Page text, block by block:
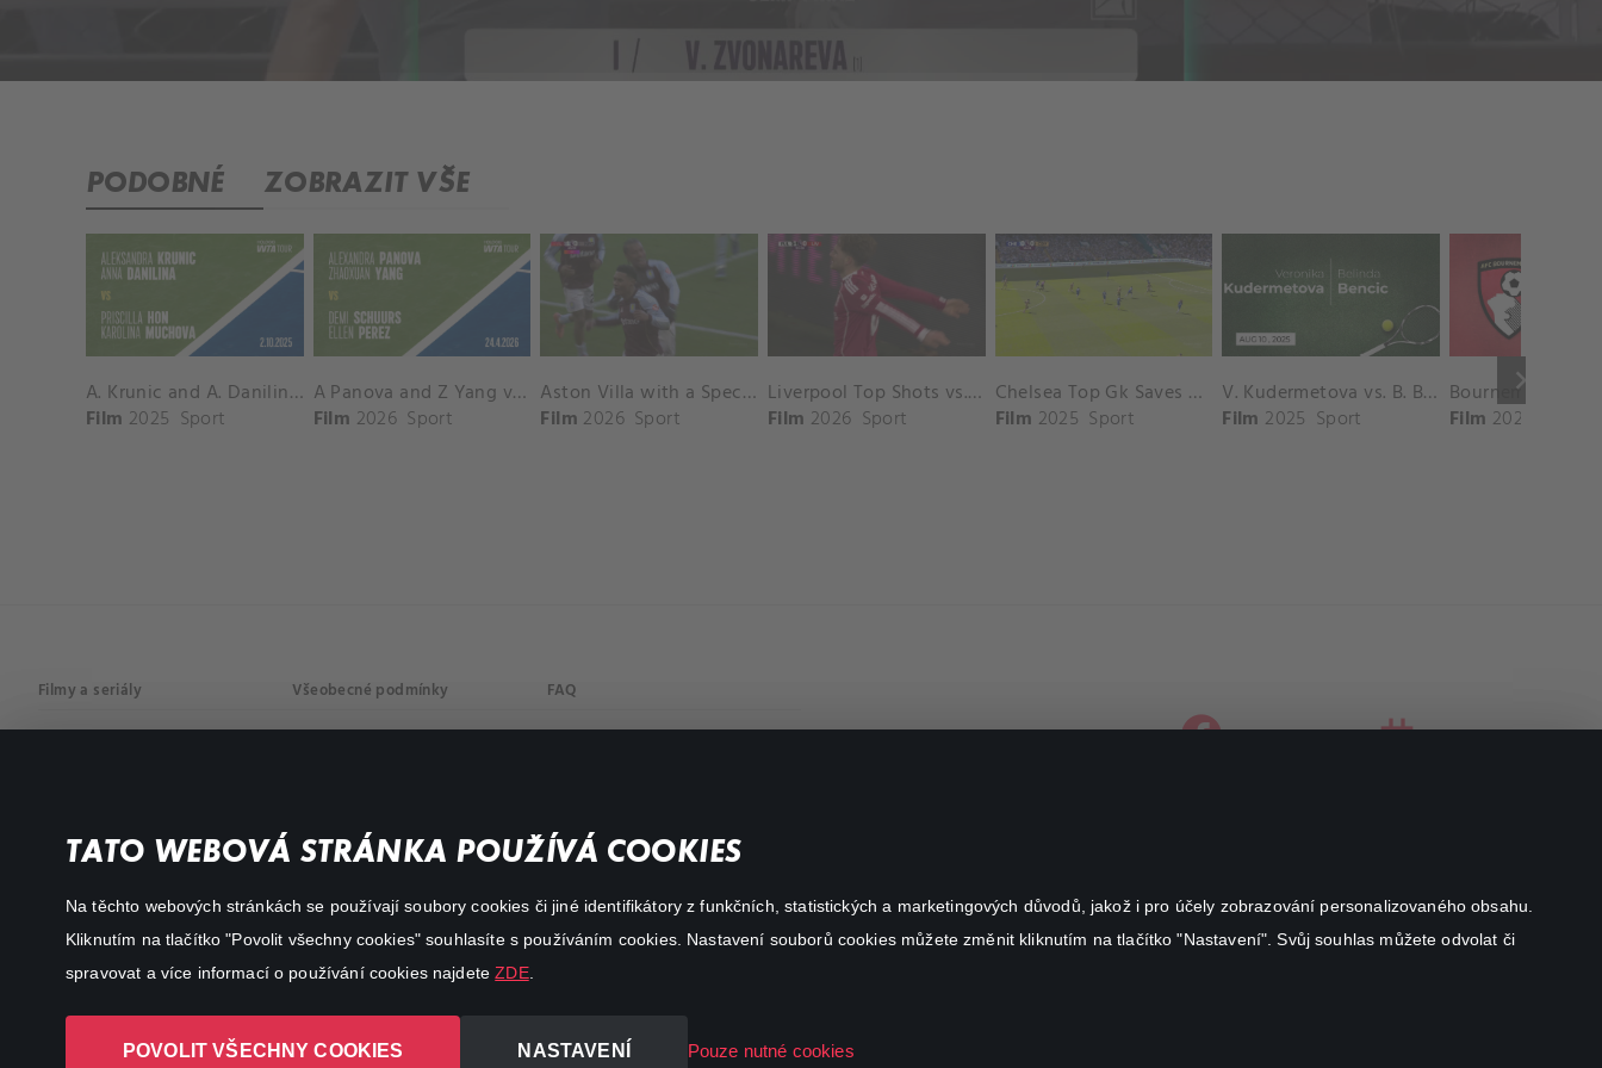
TATO WEBOVÁ STRÁNKA POUŽÍVÁ COOKIES
Na těchto webových stránkách se používají soubory cookies či jiné identifikátory z funkčních, statistických a marketingových důvodů, jakož i pro účely zobrazování personalizovaného obsahu.
Kliknutím na tlačítko "Povolit všechny cookies" souhlasíte s používáním cookies. Nastavení souborů cookies můžete změnit kliknutím na tlačítko "Nastavení". Svůj souhlas můžete odvolat či
spravovat a více informací o používání cookies najdeteZDE.
POVOLIT VŠECHNY COOKIES NASTAVENÍ Pouze nutné cookies
PODOBNÉ ZOBRAZIT VŠE
keyboard_arrow_right
A. Krunic and A. Danilina vs. P. Hon and K. Muchova Match Highlights - BEIJING_Capital Group Diamond ( October 02, 2025)
Film 2025 Sport
A Panova and Z Yang vs D Schuurs and E Perez Match Highlights - MADRID_Court 8 ( April 24, 2026)
Film 2026 Sport
Aston Villa with a Spectacular Goal vs. Nottingham Forest
Film 2026 Sport
Liverpool Top Shots vs. Fulham
Film 2026 Sport
Chelsea Top Gk Saves vs. Crystal Palace
Film 2025 Sport
V. Kudermetova vs. B. Bencic Match Highlights - CINCINNATI_Champions Court ( August 10, 2025)
Film 2025 Sport Film 2025
Filmy a seriály
Akční
Všeobecné podmínky FAQ
facebookinstagram
Canal+ Luxembourg S. à r.l. se sídlem Rue Albert Borschette 4,